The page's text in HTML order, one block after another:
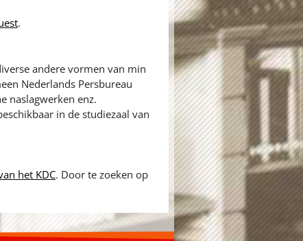
.
andere vormen van min
Nederlands Persbureau
naslagwerken enz.
in de studiezaal van
het KDC. Door te zoeken op